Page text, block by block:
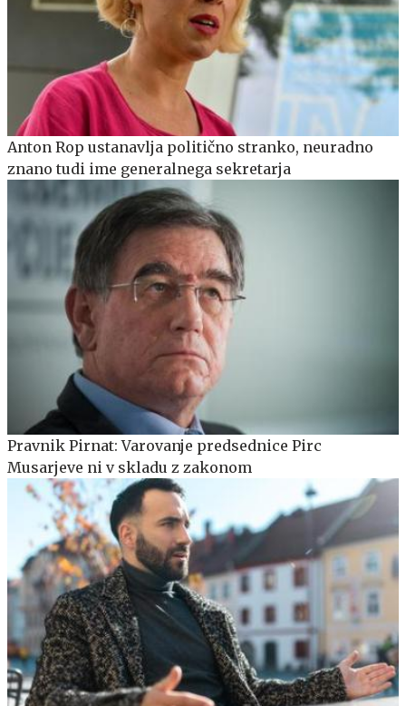
Anton Rop ustanavlja politično stranko, neuradno
znano tudi ime generalnega sekretarja
Pravnik Pirnat: Varovanje predsednice Pirc
Musarjeve ni v skladu z zakonom